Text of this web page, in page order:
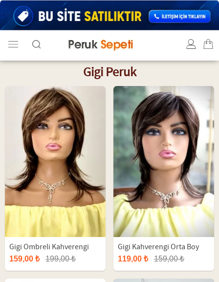
Gigi Peruk
Gigi Ombreli Kahverengi
Uzun Fiber Peruk
159,00 ₺ 199,00 ₺
Gigi Kahverengi Orta Boy
Sentetik Peruk
119,00 ₺ 159,00 ₺